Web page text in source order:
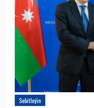
Sebitleýin